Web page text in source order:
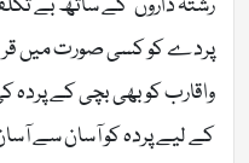
رشتہ داروں کے ساتھ بے
پردے کو کسی صورت میں
واقارب کو بھی بچی کے پردہ
کے لیے پردہ کو آسان سے